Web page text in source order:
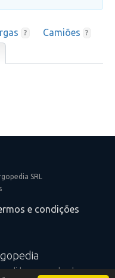
? Camiões ?
SRL
e condições
ao redor do